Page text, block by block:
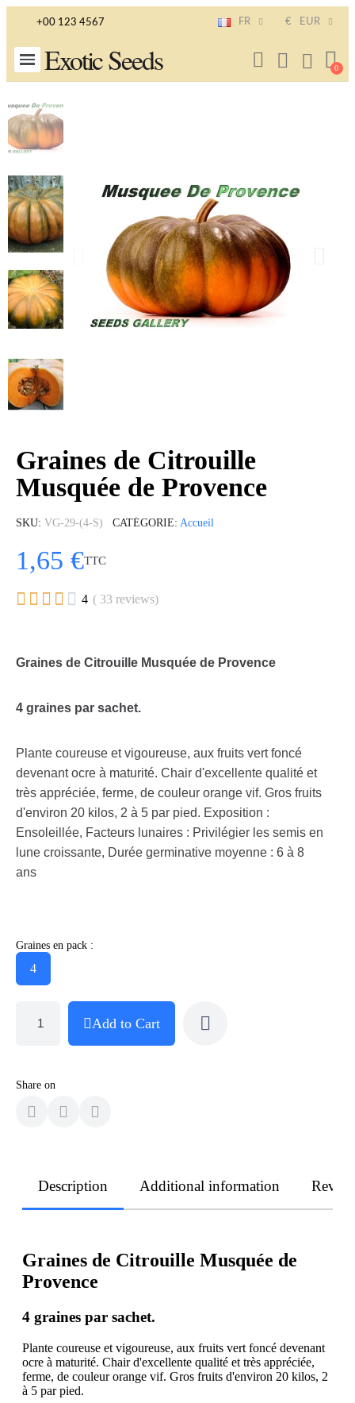
+00 123 4567 FR € EUR
Exotic Seeds
Graines de Citrouille
Musquée de Provence
SKU VG-29-(4-S) CATÉGORIE Accueil
1,65 €TTC
     4 ( 33 reviews)
Graines de Citrouille Musquée de Provence
4 graines par sachet.
Plante coureuse et vigoureuse, aux fruits vert foncé
devenant ocre à maturité. Chair d'excellente qualité et
très appréciée, ferme, de couleur orange vif. Gros fruits
d'environ 20 kilos, 2 à 5 par pied. Exposition :
Ensoleillée, Facteurs lunaires : Privilégier les semis en
lune croissante, Durée germinative moyenne : 6 à 8
ans
Graines en pack :
4
Add to Cart
Share on
Description Additional information
Graines de Citrouille Musquée de
Provence
4 graines par sachet.
Plante coureuse et vigoureuse, aux fruits vert foncé devenant
ocre à maturité. Chair d'excellente qualité et très appréciée,
ferme, de couleur orange vif. Gros fruits d'environ 20 kilos, 2
à 5 par pied.